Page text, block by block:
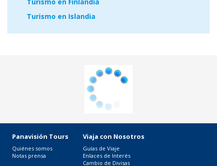
Turismo en Islandia
Panavisión Tours
Quiénes somos
Notas prensa
Viaja con Nosotros
Guías de Viaje
Enlaces de Interés
Cambio de Divisas